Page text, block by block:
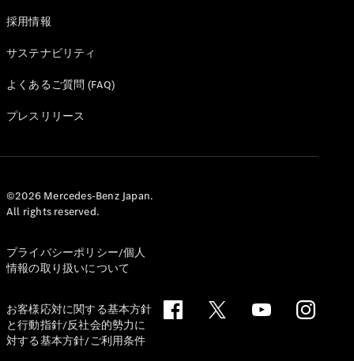
採用情報
サステナビリティ
よくあるご質問 (FAQ)
プレスリリース
©2026 Mercedes-Benz Japan.
All rights reserved.
プライバシーポリシー/個人
情報の取り扱いについて
お客様応対に関する基本方針
と行動指針/反社会的勢力に
対する基本方針/ご利用条件